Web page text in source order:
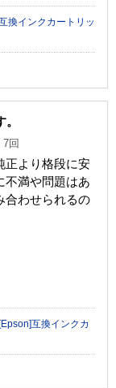
換インクカートリッ
7回
正より格段に安
不満や問題はあ
合わせられるの